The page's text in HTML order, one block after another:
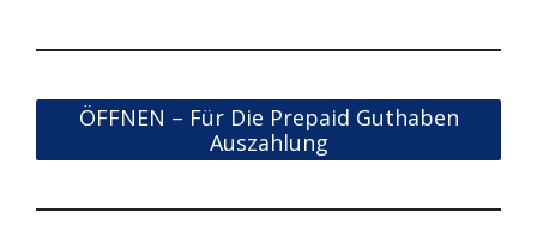
ÖFFNEN – Für Die Prepaid Guthaben
Auszahlung